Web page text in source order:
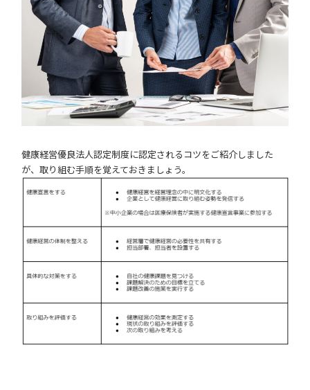
健康経営優良法人認定制度に認定されるコツをご紹介しました
が、取り組む手順を覚えておきましょう。